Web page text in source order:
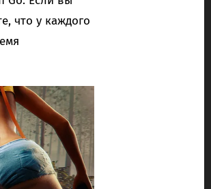
что у каждого